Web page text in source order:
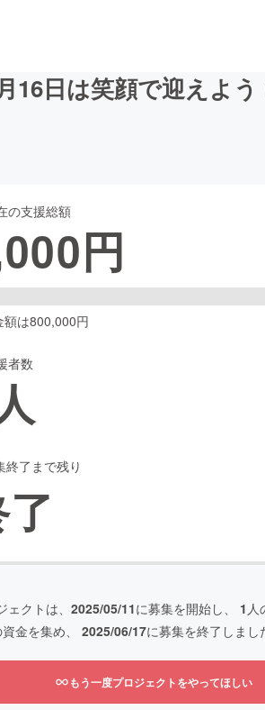
ケア
16日は笑顔で迎えよう
の支援総額
円
額は800,000円
者数
終了まで残り
クトは、 2025/05/11に募集を開始し、 1 人
金を集め、 2025/06/17に募集を終了しまし
もう一度プロジェクトをやってほしい